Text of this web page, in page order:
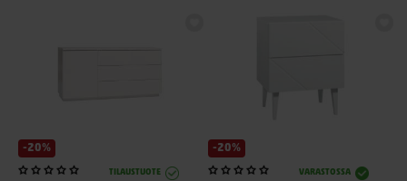
-20%
TILAUSTUOTE
-20%
VARASTOSSA